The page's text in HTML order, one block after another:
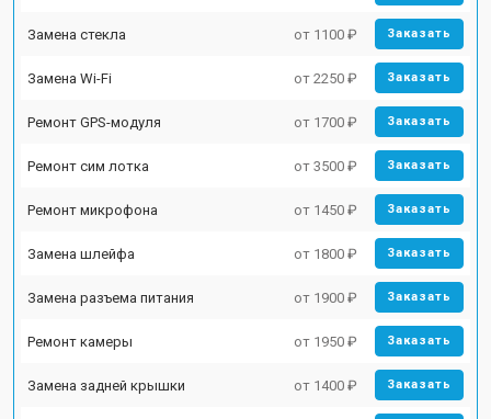
Замена стекла от 1100 ₽ Заказать
Замена Wi-Fi от 2250 ₽ Заказать
Ремонт GPS-модуля от 1700 ₽ Заказать
Ремонт сим лотка от 3500 ₽ Заказать
Ремонт микрофона от 1450 ₽ Заказать
Замена шлейфа от 1800 ₽ Заказать
Замена разъема питания от 1900 ₽ Заказать
Ремонт камеры от 1950 ₽ Заказать
Замена задней крышки от 1400 ₽ Заказать